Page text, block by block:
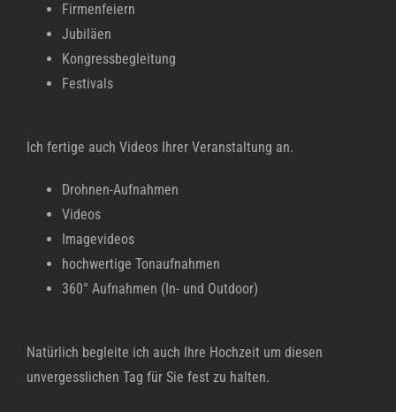
Firmenfeiern
Jubiläen
Kongressbegleitung
Festivals
Ich fertige auch Videos Ihrer Veranstaltung an.
Drohnen-Aufnahmen
Videos
Imagevideos
hochwertige Tonaufnahmen
360° Aufnahmen (In- und Outdoor)
Natürlich begleite ich auch Ihre Hochzeit um diesen
unvergesslichen Tag für Sie fest zu halten.